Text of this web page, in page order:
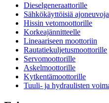
Dieselgeneraattorille
Sähkökäyttöisiä
Hissin vetomoottorille
Korkeajännitteelle
Lineaariseen moottoriin
Rautatiekuljetusmoottorille
Servomoottorille
Askelmoottorille
Kytkentämoottorille
Tuuli- ja hydraulisten